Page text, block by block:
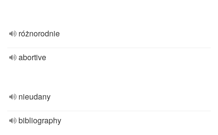
różnorodnie
abortive
nieudany
bibliography